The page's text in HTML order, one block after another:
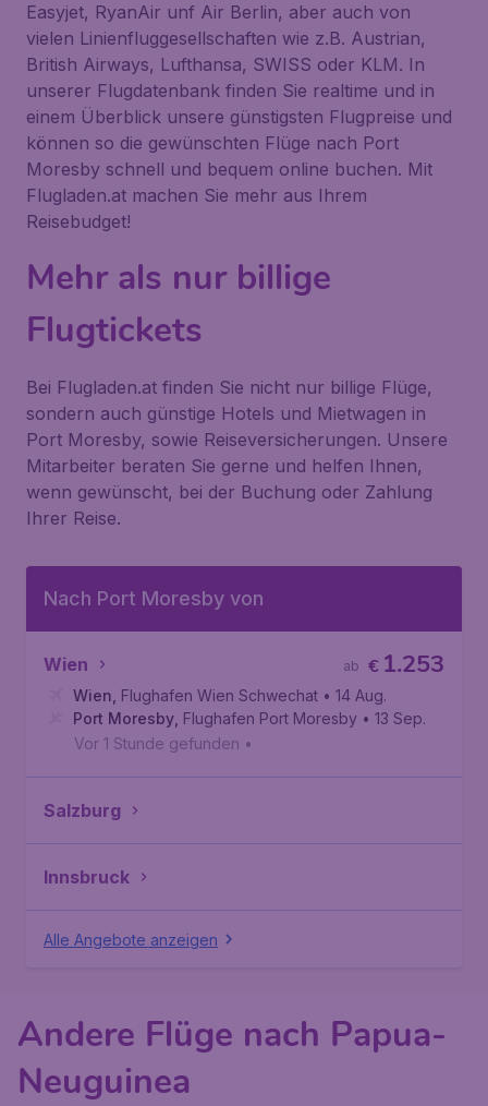
Easyjet, RyanAir unf Air Berlin, aber auch von
vielen Linienfluggesellschaften wie z.B. Austrian,
British Airways, Lufthansa, SWISS oder KLM. In
unserer Flugdatenbank finden Sie realtime und in
einem Überblick unsere günstigsten Flugpreise und
können so die gewünschten Flüge nach Port
Moresby schnell und bequem online buchen. Mit
Flugladen.at machen Sie mehr aus Ihrem
Reisebudget!
Mehr als nur billige
Flugtickets
Bei Flugladen.at finden Sie nicht nur billige Flüge,
sondern auch günstige Hotels und Mietwagen in
Port Moresby, sowie Reiseversicherungen. Unsere
Mitarbeiter beraten Sie gerne und helfen Ihnen,
wenn gewünscht, bei der Buchung oder Zahlung
Ihrer Reise.
Nach Port Moresby von
Wien € 1.253
ab
Wien Flughafen Wien Schwechat • 14 Aug.
Port Moresby Flughafen Port Moresby • 13 Sep.
Vor 1 Stunde gefunden •
Salzburg
Innsbruck
Alle Angebote anzeigen
Andere Flüge nach Papua-
Neuguinea